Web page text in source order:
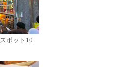
ポット10